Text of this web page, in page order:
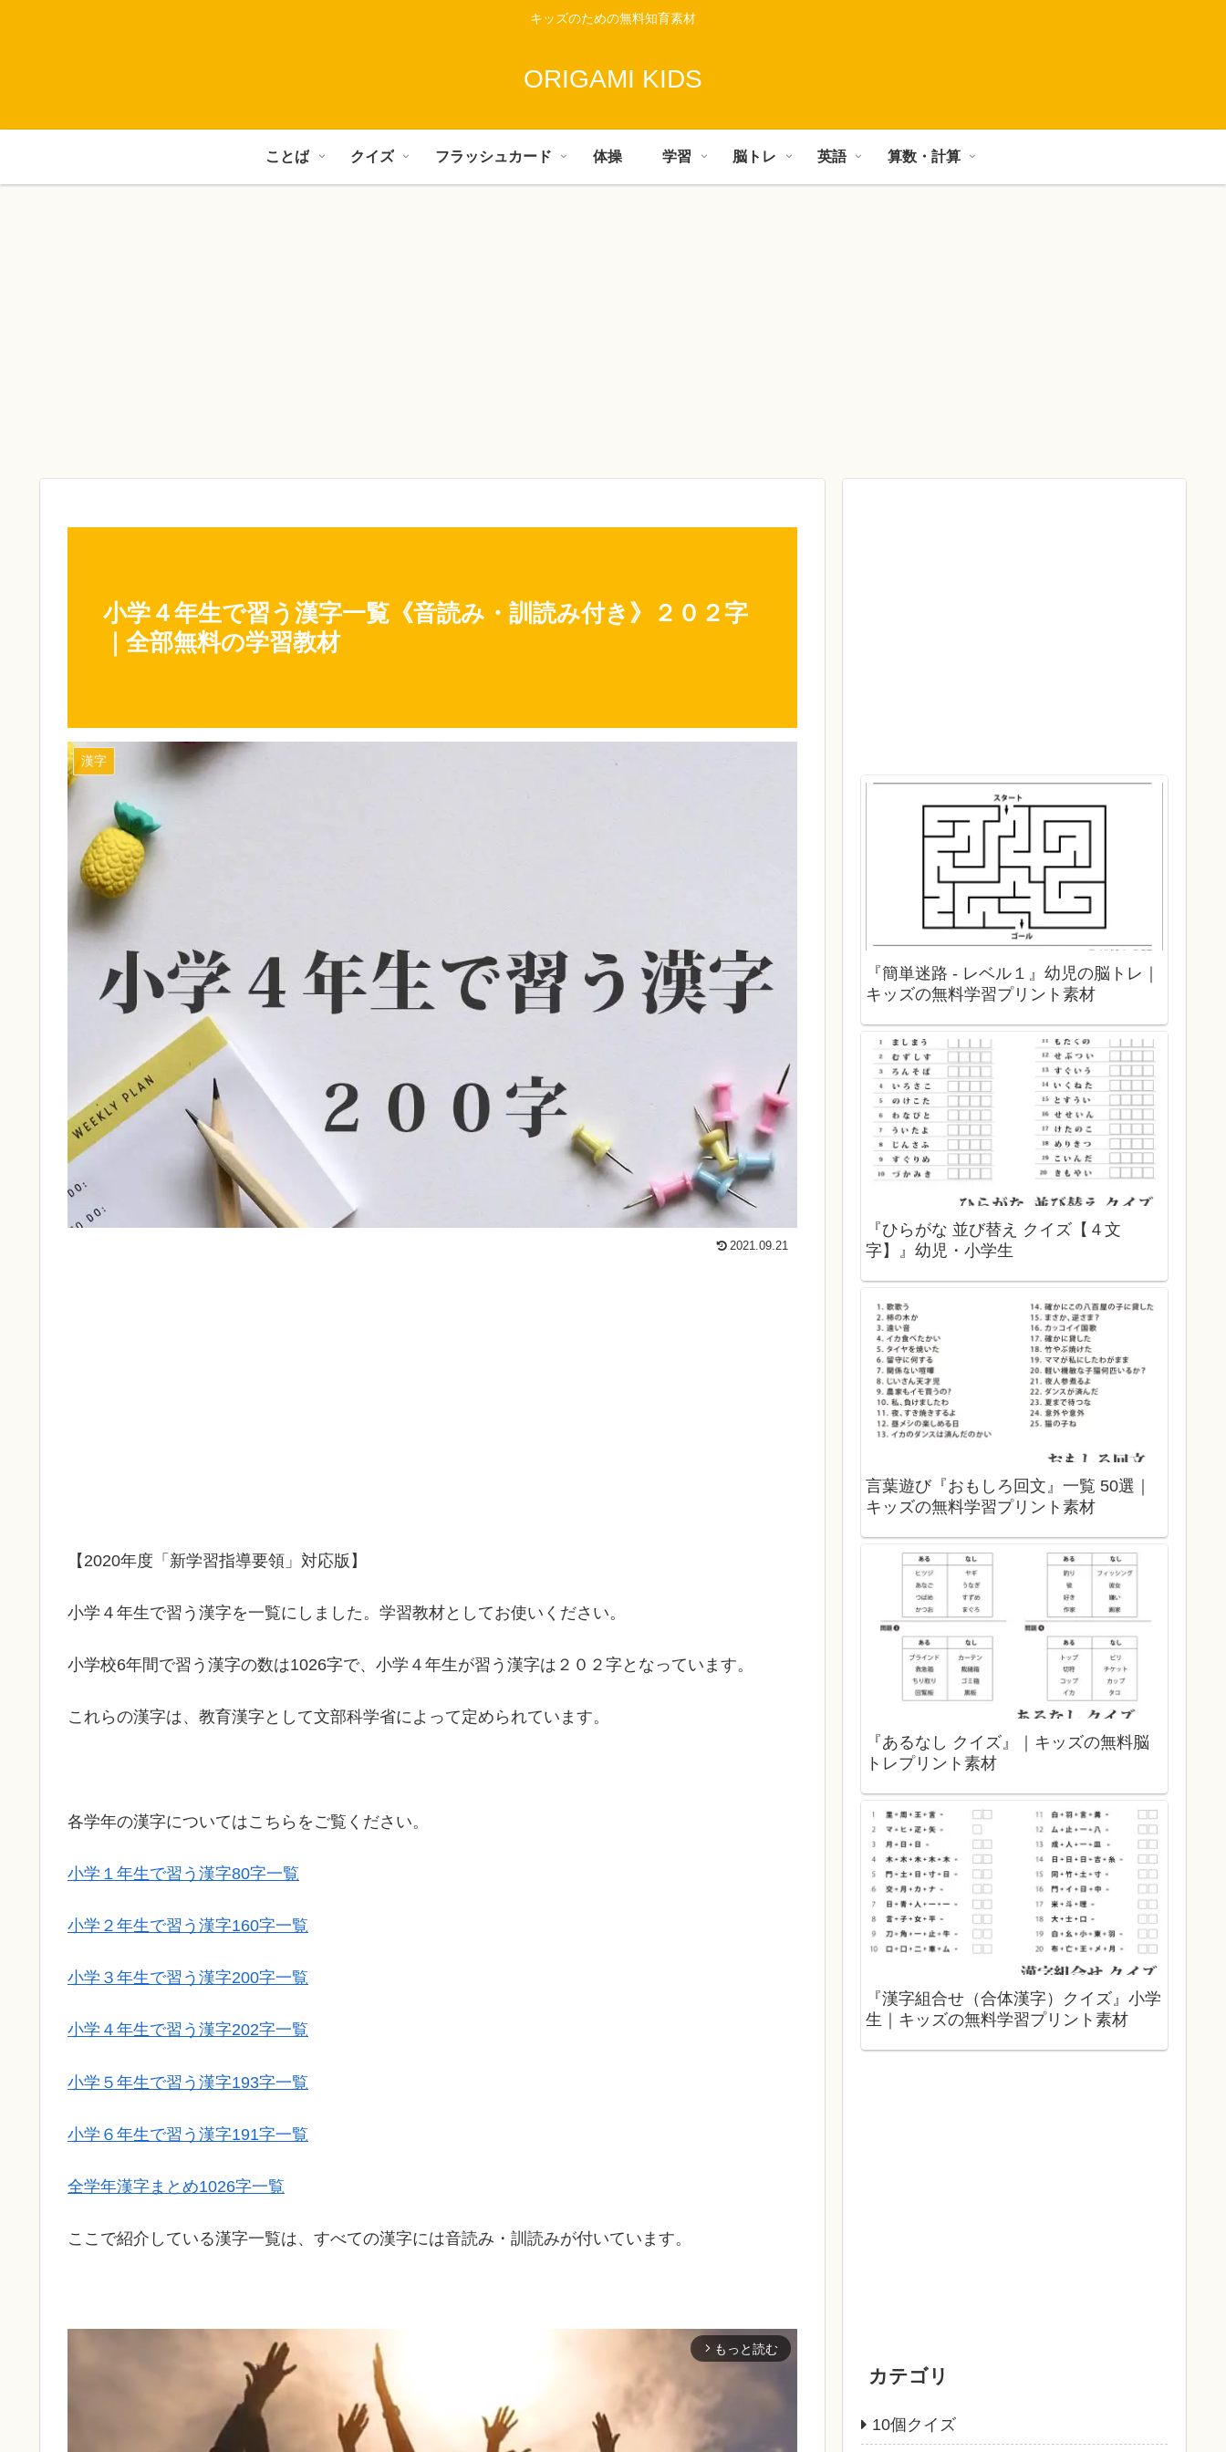
キッズのための無料知育素材
ORIGAMI KIDS
ことば クイズ フラッシュカード 体操 学習 脳トレ 英語 算数・計算
小学４年生で習う漢字一覧《音読み・訓読み付き》２０２字
｜全部無料の学習教材
漢字
2021.09.21
【2020年度「新学習指導要領」対応版】
小学４年生で習う漢字を一覧にしました。学習教材としてお使いください。
小学校6年間で習う漢字の数は1026字で、小学４年生が習う漢字は２０２字となっています。
これらの漢字は、教育漢字として文部科学省によって定められています。
各学年の漢字についてはこちらをご覧ください。
小学１年生で習う漢字80字一覧
小学２年生で習う漢字160字一覧
小学３年生で習う漢字200字一覧
小学４年生で習う漢字202字一覧
小学５年生で習う漢字193字一覧
小学６年生で習う漢字191字一覧
全学年漢字まとめ1026字一覧
ここで紹介している漢字一覧は、すべての漢字には音読み・訓読みが付いています。
arrow_forward_ios もっと読む
『簡単迷路 - レベル１』幼児の脳トレ｜
キッズの無料学習プリント素材
『ひらがな 並び替え クイズ【４文
字】』幼児・小学生
言葉遊び『おもしろ回文』一覧 50選｜
キッズの無料学習プリント素材
『あるなし クイズ』｜キッズの無料脳
トレプリント素材
『漢字組合せ（合体漢字）クイズ』小学
生｜キッズの無料学習プリント素材
カテゴリ
10個クイズ